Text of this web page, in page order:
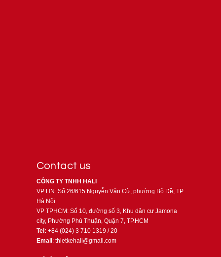
Contact us
CÔNG TY TNHH HALI
VP HN: Số 26/615 Nguyễn Văn Cừ, phường Bồ Đề, TP.
Hà Nội
VP TPHCM: Số 10, đường số 3, Khu dân cư Jamona
city, Phường Phú Thuận, Quận 7, TP.HCM
Tel: +84 (024) 3 710 1319 / 20
Email: thietkehali@gmail.com